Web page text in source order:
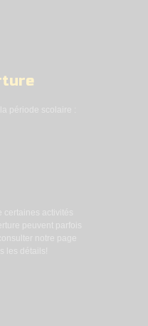
période scolaire :
certaines activités
peuvent parfois
notre page
les détails!